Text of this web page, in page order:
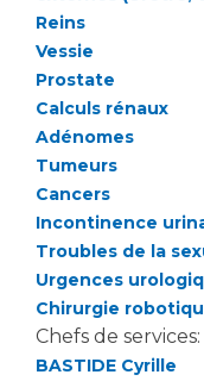
La Commission
Les Comités
Le projet des
Qualité
Nos indicateurs
Protection
Liste des marchés
Documents utiles
Reins
Vessie
Prostate
Calculs rénaux
Adénomes
Tumeurs
Cancers
Incontinence
Troubles de la
Urgences
Chirurgie
Chefs de services:
BASTIDE Cyrille